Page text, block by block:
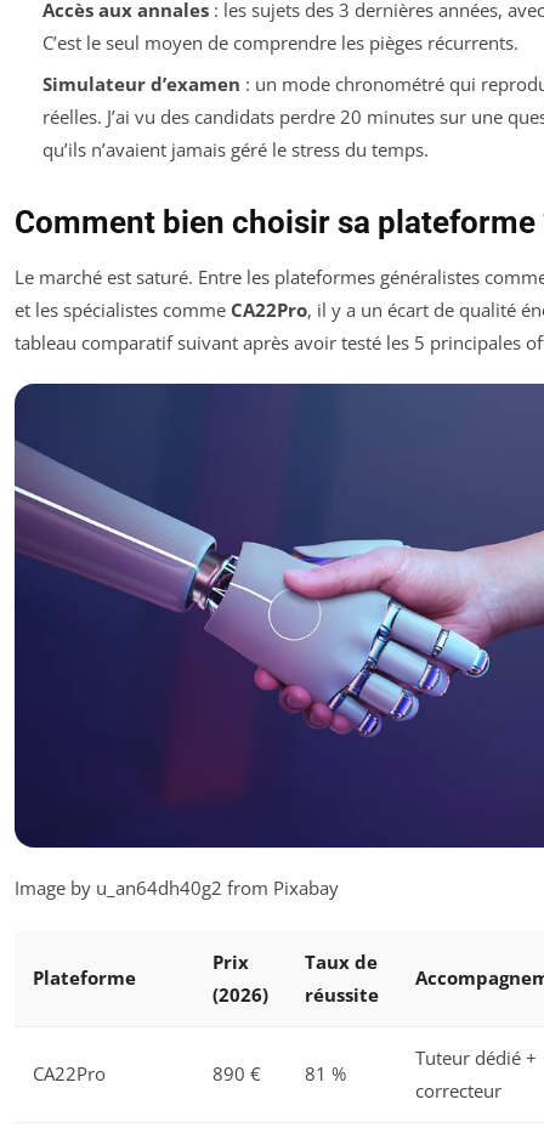
Accès aux annales: les sujets des 3 dernières années,
C’est le seul moyen de comprendre les pièges récurrents.
Simulateur d’examen : un mode chronométré qui
réelles. J’ai vu des candidats perdre 20 minutes sur une
qu’ils n’avaient jamais géré le stress du temps.
Comment bien choisir sa plateforme
Le marché est saturé. Entre les plateformes généralistes
et les spécialistes comme CA22Pro, il y a un écart de qualité
tableau comparatif suivant après avoir testé les 5 principales
Image by u_an64dh40g2 from Pixabay
Plateforme
Prix
(2026)
Taux de
réussite
CA22Pro 890 € 81 %
Tuteur dédié +
correcteur